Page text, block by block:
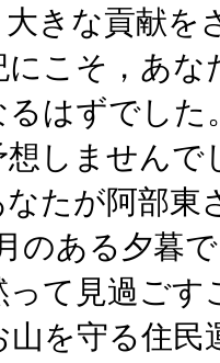
大きな貢献
にこそ，あ
はずでし
想しません
たが阿部東
のある夕暮
って見過ご
を守る住